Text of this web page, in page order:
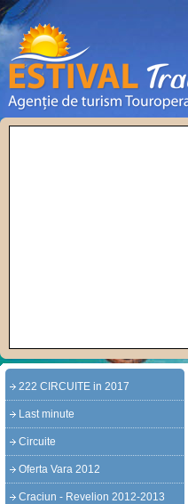
222 CIRCUITE in 2017
Last minute
Circuite
Oferta Vara 2012
Craciun - Revelion 2012-2013